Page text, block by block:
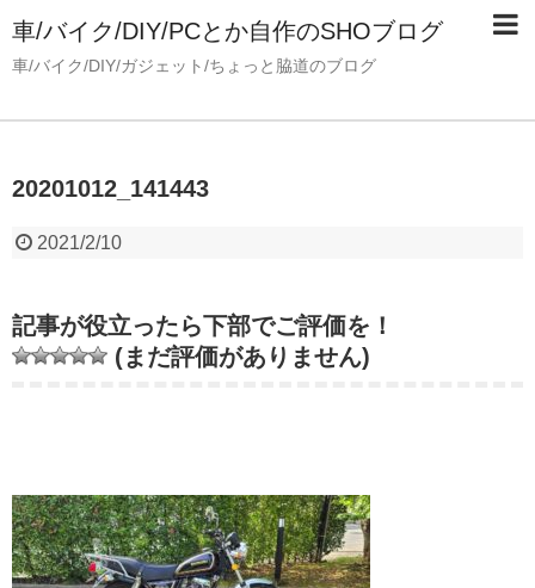
車/バイク/DIY/PCとか自作のSHOブログ
車/バイク/DIY/ガジェット/ちょっと脇道のブログ
20201012_141443
2021/2/10
記事が役立ったら下部でご評価を！
(まだ評価がありません)